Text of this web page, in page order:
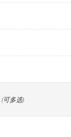
(可多选)